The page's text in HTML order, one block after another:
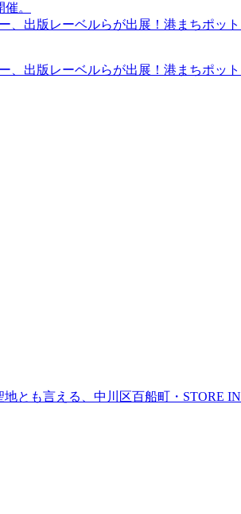
。
、出版レーベルらが出展！港まちポッ
、出版レーベルらが出展！港まちポッ
とも言える、中川区百船町・STORE